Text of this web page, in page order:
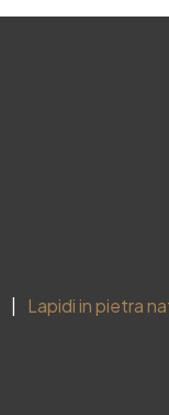
Lapidi in pietra